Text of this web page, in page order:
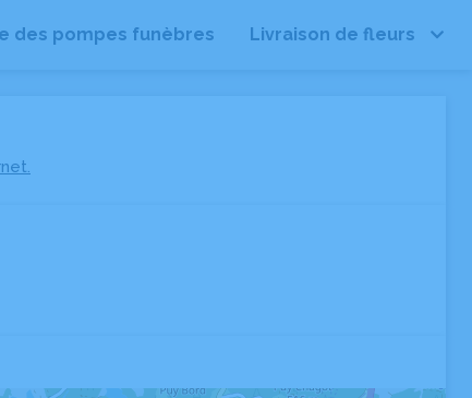
des pompes funèbres Livraison de fleurs